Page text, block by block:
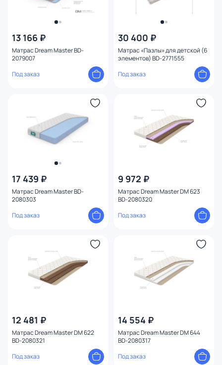
13 166 ₽
Матрас Dream Master BD-
2079007
Под заказ
30 400 ₽
Матрас «Пазлы» для детской (6
элементов) BD-2771555
Под заказ
17 439 ₽
Матрас Dream Master BD-
2080303
Под заказ
9 972 ₽
Матрас Dream Master DM 623
BD-2080320
Под заказ
12 481 ₽
Матрас Dream Master DM 622
BD-2080321
Под заказ
14 554 ₽
Матрас Dream Master DM 644
BD-2080317
Под заказ